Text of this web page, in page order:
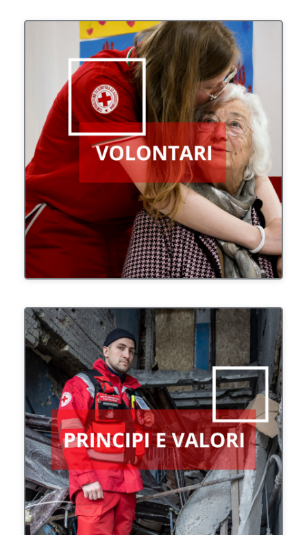
Valorizzare il ruolo delle Volontarie e dei Volontari
promuovendone il coinvolgimento, la crescita e il
benessere.
Promuovere e diffondere i Principi fondamentali
della Croce Rossa e della Mezzaluna Rossa, i
Valori umanitari e il Diritto Internazionale
Umanitario.